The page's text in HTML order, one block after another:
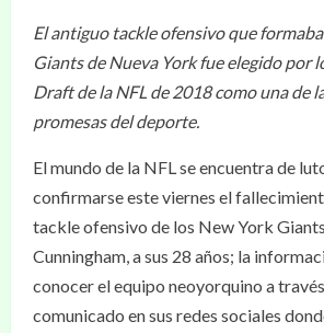
El antiguo tackle ofensivo que
Giants de Nueva York fue elegido por
Draft de la NFL de 2018 como una de
promesas del deporte.
El mundo de la NFL se encuentra de
confirmarse este viernes el
tackle ofensivo de los New York
Cunningham, a sus 28 años; la
conocer el equipo neoyorquino a
comunicado en sus redes sociales